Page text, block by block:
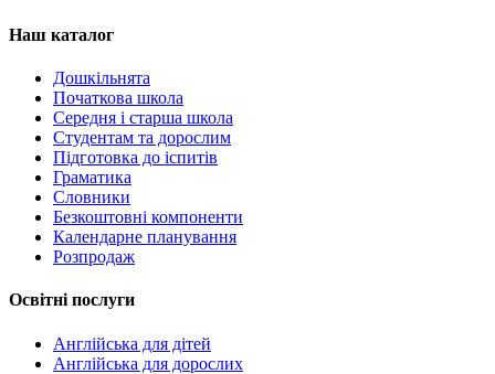
Наш каталог
Дошкільнята
Початкова школа
Середня і старша школа
Студентам та дорослим
Підготовка до іспитів
Граматика
Словники
Безкоштовні компоненти
Календарне планування
Розпродаж
Освітні послуги
Англійська для дітей
Англійська для дорослих